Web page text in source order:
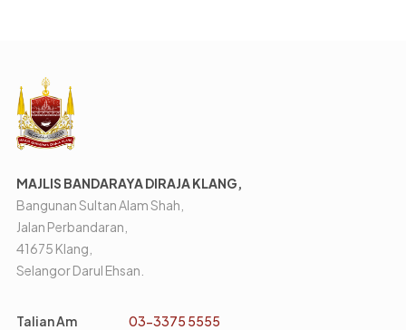
MAJLIS BANDARAYA DIRAJA KLANG,
Bangunan Sultan Alam Shah,
Jalan Perbandaran,
41675 Klang,
Selangor Darul Ehsan.
Talian Am 03-3375 5555